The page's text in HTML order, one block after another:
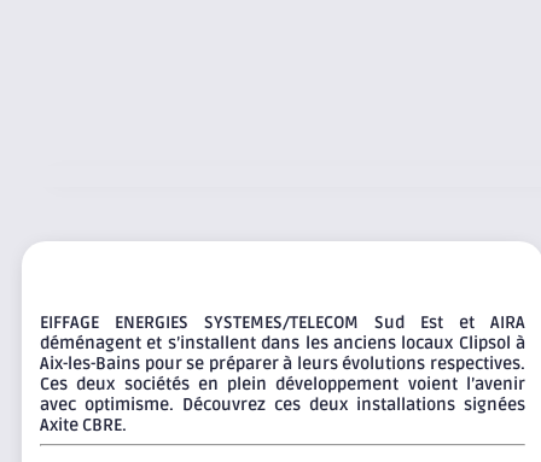
EIFFAGE ENERGIES SYSTEMES/TELECOM Sud Est et AIRA
déménagent et s’installent dans les anciens locaux Clipsol à
Aix-les-Bains pour se préparer à leurs évolutions respectives.
Ces deux sociétés en plein développement voient l’avenir
avec optimisme. Découvrez ces deux installations signées
Axite CBRE.